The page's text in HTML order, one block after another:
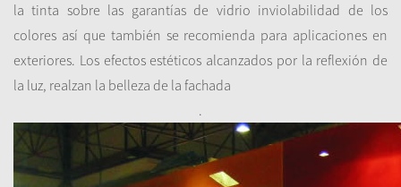
la tinta sobre las garantías de vidrio inviolabilidad de los
colores así que también se recomienda para aplicaciones en
exteriores. Los efectos estéticos alcanzados por la reflexión de
la luz, realzan la belleza de la fachada
.